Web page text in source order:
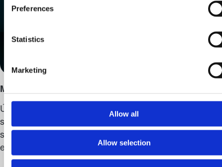
Preferences
Statistics
Marketing
Allow all
Allow selection
Múzsa Bár
Új márkát álmodtunk a Four Seasons legendás
szecessziós koktélbárjának Budapesten, ahol a
századfordulós elegancia a modern női
energiával találkozik.
a